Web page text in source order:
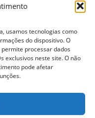
usamos tecnologias como
do dispositivo. O
processar dados
exclusivos neste site. O não
pode afetar
no
Buffet
no
Ipiranga
infantil em
Sorocaba
infantil
no
Tamboré
na Vila